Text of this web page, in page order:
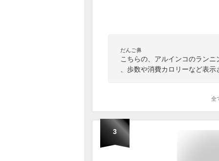
だんご鼻
こちらの、アルインコのラン
、歩数や消費カロリーなど表
全
3